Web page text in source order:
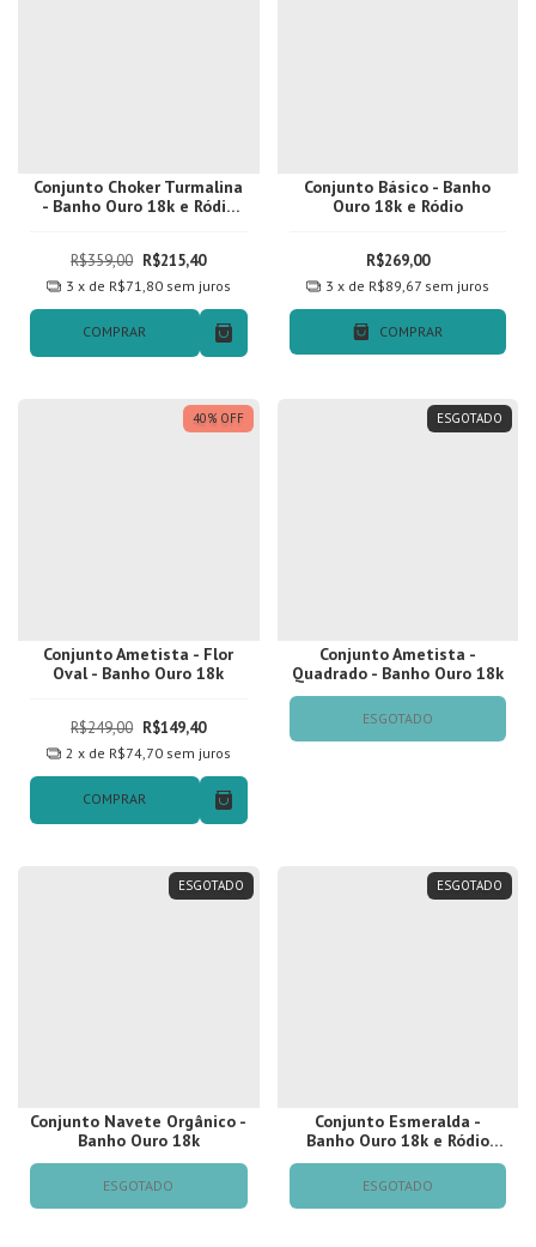
Conjunto Choker Turmalina
- Banho Ouro 18k e Ródio
R$359,00 R$215,40
3 x de R$71,80 sem juros
COMPRAR
Conjunto Básico - Banho
Ouro 18k e Ródio
R$269,00
3 x de R$89,67 sem juros
COMPRAR
40% OFF
Conjunto Ametista - Flor
Oval - Banho Ouro 18k
R$249,00 R$149,40
2 x de R$74,70 sem juros
COMPRAR
ESGOTADO
Conjunto Ametista -
Quadrado - Banho Ouro 18k
ESGOTADO
ESGOTADO
Conjunto Navete Orgânico -
Banho Ouro 18k
ESGOTADO
ESGOTADO
Conjunto Esmeralda -
Banho Ouro 18k e Ródio
Negro
ESGOTADO